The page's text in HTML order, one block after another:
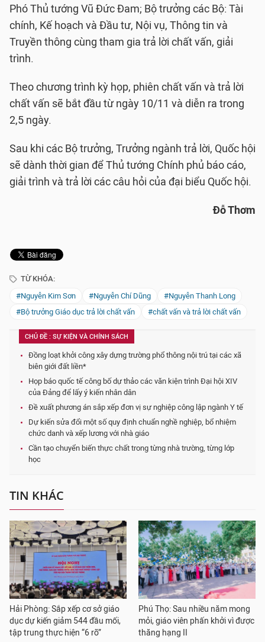
Phó Thủ tướng Vũ Đức Đam; Bộ trưởng các Bộ: Tài
chính, Kế hoạch và Đầu tư, Nội vụ, Thông tin và
Truyền thông cùng tham gia trả lời chất vấn, giải
trình.
Theo chương trình kỳ họp, phiên chất vấn và trả lời
chất vấn sẽ bắt đầu từ ngày 10/11 và diễn ra trong
2,5 ngày.
Sau khi các Bộ trưởng, Trưởng ngành trả lời, Quốc hội
sẽ dành thời gian để Thủ tướng Chính phủ báo cáo,
giải trình và trả lời các câu hỏi của đại biểu Quốc hội.
Đỗ Thơm
TỪ KHÓA:
#Nguyễn Kim Sơn
#Nguyễn Chí Dũng
#Nguyễn Thanh Long
#Bộ trưởng Giáo dục trả lời chất vấn
#chất vấn và trả lời chất vấn
CHỦ ĐỀ : SỰ KIỆN VÀ CHÍNH SÁCH
Đồng loạt khởi công xây dựng trường phổ thông nội trú tại các xã
biên giới đất liền*
Họp báo quốc tế công bố dự thảo các văn kiện trình Đại hội XIV
của Đảng để lấy ý kiến nhân dân
Đề xuất phương án sắp xếp đơn vị sự nghiệp công lập ngành Y tế
Dự kiến sửa đổi một số quy định chuẩn nghề nghiệp, bổ nhiệm
chức danh và xếp lương với nhà giáo
Cần tạo chuyển biến thực chất trong từng nhà trường, từng lớp
học
TIN KHÁC
Hải Phòng: Sắp xếp cơ sở giáo
dục dự kiến giảm 544 đầu mối,
tập trung thực hiện “6 rõ”
Phú Thọ: Sau nhiều năm mong
mỏi, giáo viên phấn khởi vì được
thăng hạng II